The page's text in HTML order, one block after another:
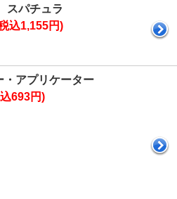
パチュラ
込1,155円)
・アプリケーター
693円)